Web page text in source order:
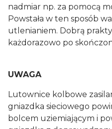
nadmiar np. za pomocą
Powstała w ten sposób
utlenianiem. Dobrą
każdorazowo po
UWAGA
Lutownice kolbowe
gniazdka sieciowego
bolcem uziemiającym i